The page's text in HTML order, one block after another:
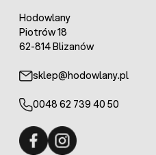
Hodowlany
Piotrów 18
62-814 Blizanów
sklep@hodowlany.pl
0048 62 739 40 50